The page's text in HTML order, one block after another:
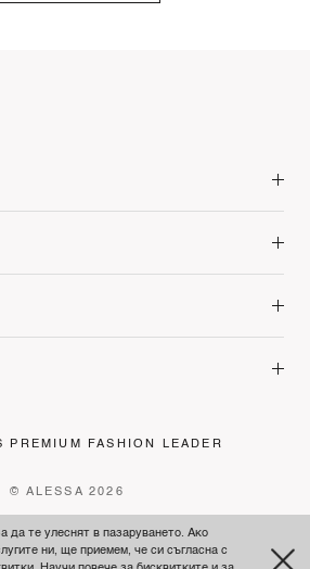
да те улеснят в пазаруването. Ако
ни, ще приемем, че си съгласна с
PREMIUM FASHION LEADER
© ALESSA 2026